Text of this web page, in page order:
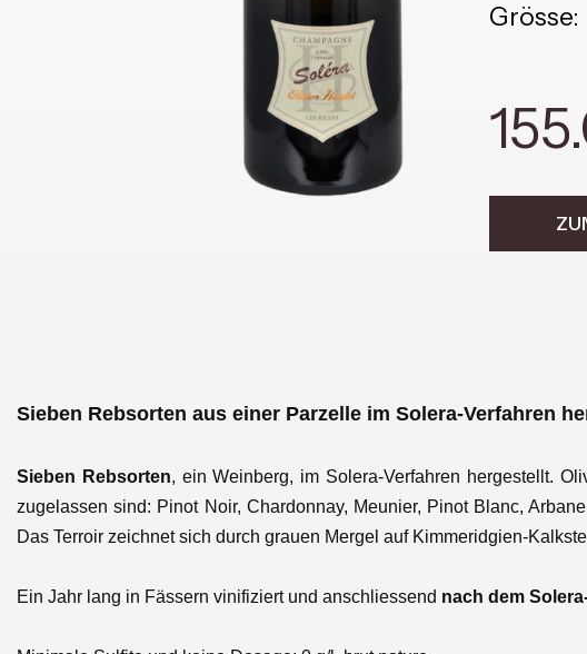
Grösse:
Sieben Rebsorten aus einer Parzelle im Solera-Verfahren
Sieben Rebsorten, ein Weinberg, im Solera-Verfahren hergestellt.
zugelassen sind: Pinot Noir, Chardonnay, Meunier, Pinot Blanc,
Das Terroir zeichnet sich durch grauen Mergel auf Kimmeridgien-
Ein Jahr lang in Fässern vinifiziert und anschliessend nach dem